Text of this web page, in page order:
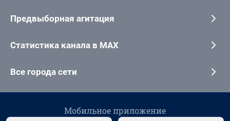
Предвыборная агитация
Статистика канала в MAX
Все города сети
Мобильное приложение